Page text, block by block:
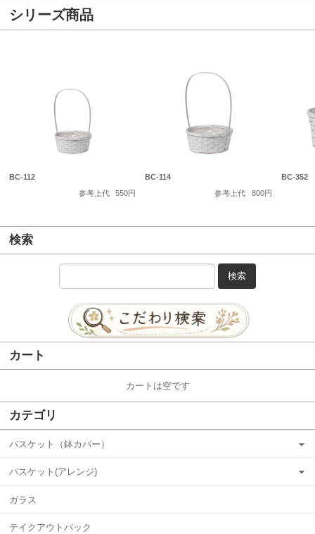
シリーズ商品
BC-112
参考上代
550円
BC-114
参考上代
800円
BC-352
検索
検索
カート
カートは空です
カテゴリ
バスケット（鉢カバー）
バスケット(アレンジ)
ガラス
テイクアウトバック